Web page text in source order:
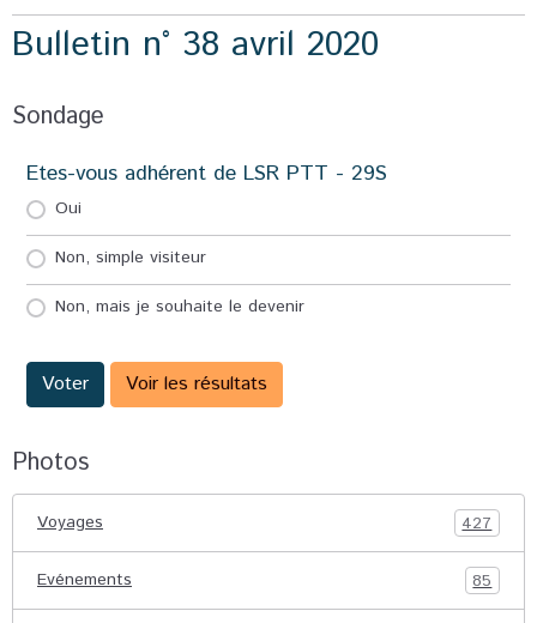
Bulletin n° 38 avril 2020
Sondage
Etes-vous adhérent de LSR PTT - 29S
Oui
Non, simple visiteur
Non, mais je souhaite le devenir
Voter Voir les résultats
Photos
Voyages 427
Evénements 85